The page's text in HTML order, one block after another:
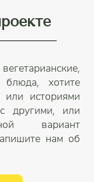
блюда, хотите
или историями
другими, или
вариант
нам об